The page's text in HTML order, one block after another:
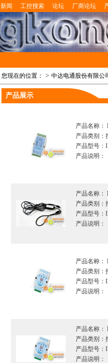
新闻 工控搜索 论坛 厂商论坛
您现在的位置： > 中达电通股份有限公
产品展示
产品名称：
产品类别：
产品型号：
产品说明：
产品名称：
产品类别：
产品型号：
产品说明：
产品名称：
产品类别：
产品型号：
产品说明：
产品名称：
产品类别：
产品型号：
产品说明：